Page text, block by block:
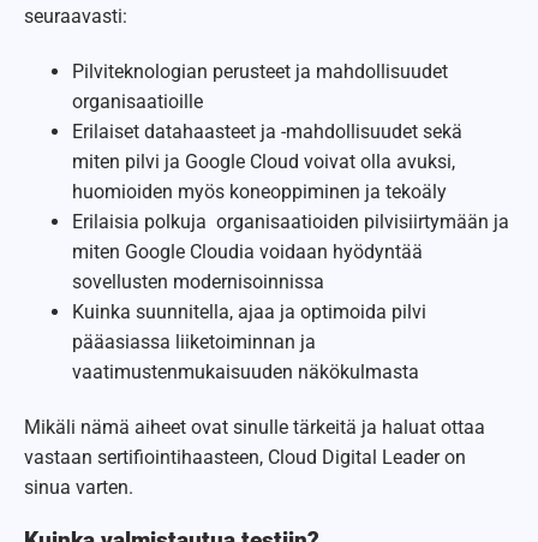
seuraavasti:
Pilviteknologian perusteet ja mahdollisuudet
organisaatioille
Erilaiset datahaasteet ja -mahdollisuudet sekä
miten pilvi ja Google Cloud voivat olla avuksi,
huomioiden myös koneoppiminen ja tekoäly
Erilaisia ​​polkuja organisaatioiden pilvisiirtymään ja
miten Google Cloudia voidaan hyödyntää
sovellusten modernisoinnissa
Kuinka suunnitella, ajaa ja optimoida pilvi
pääasiassa liiketoiminnan ja
vaatimustenmukaisuuden näkökulmasta
Mikäli nämä aiheet ovat sinulle tärkeitä ja haluat ottaa
vastaan ​​sertifiointihaasteen, Cloud Digital Leader on
sinua varten.